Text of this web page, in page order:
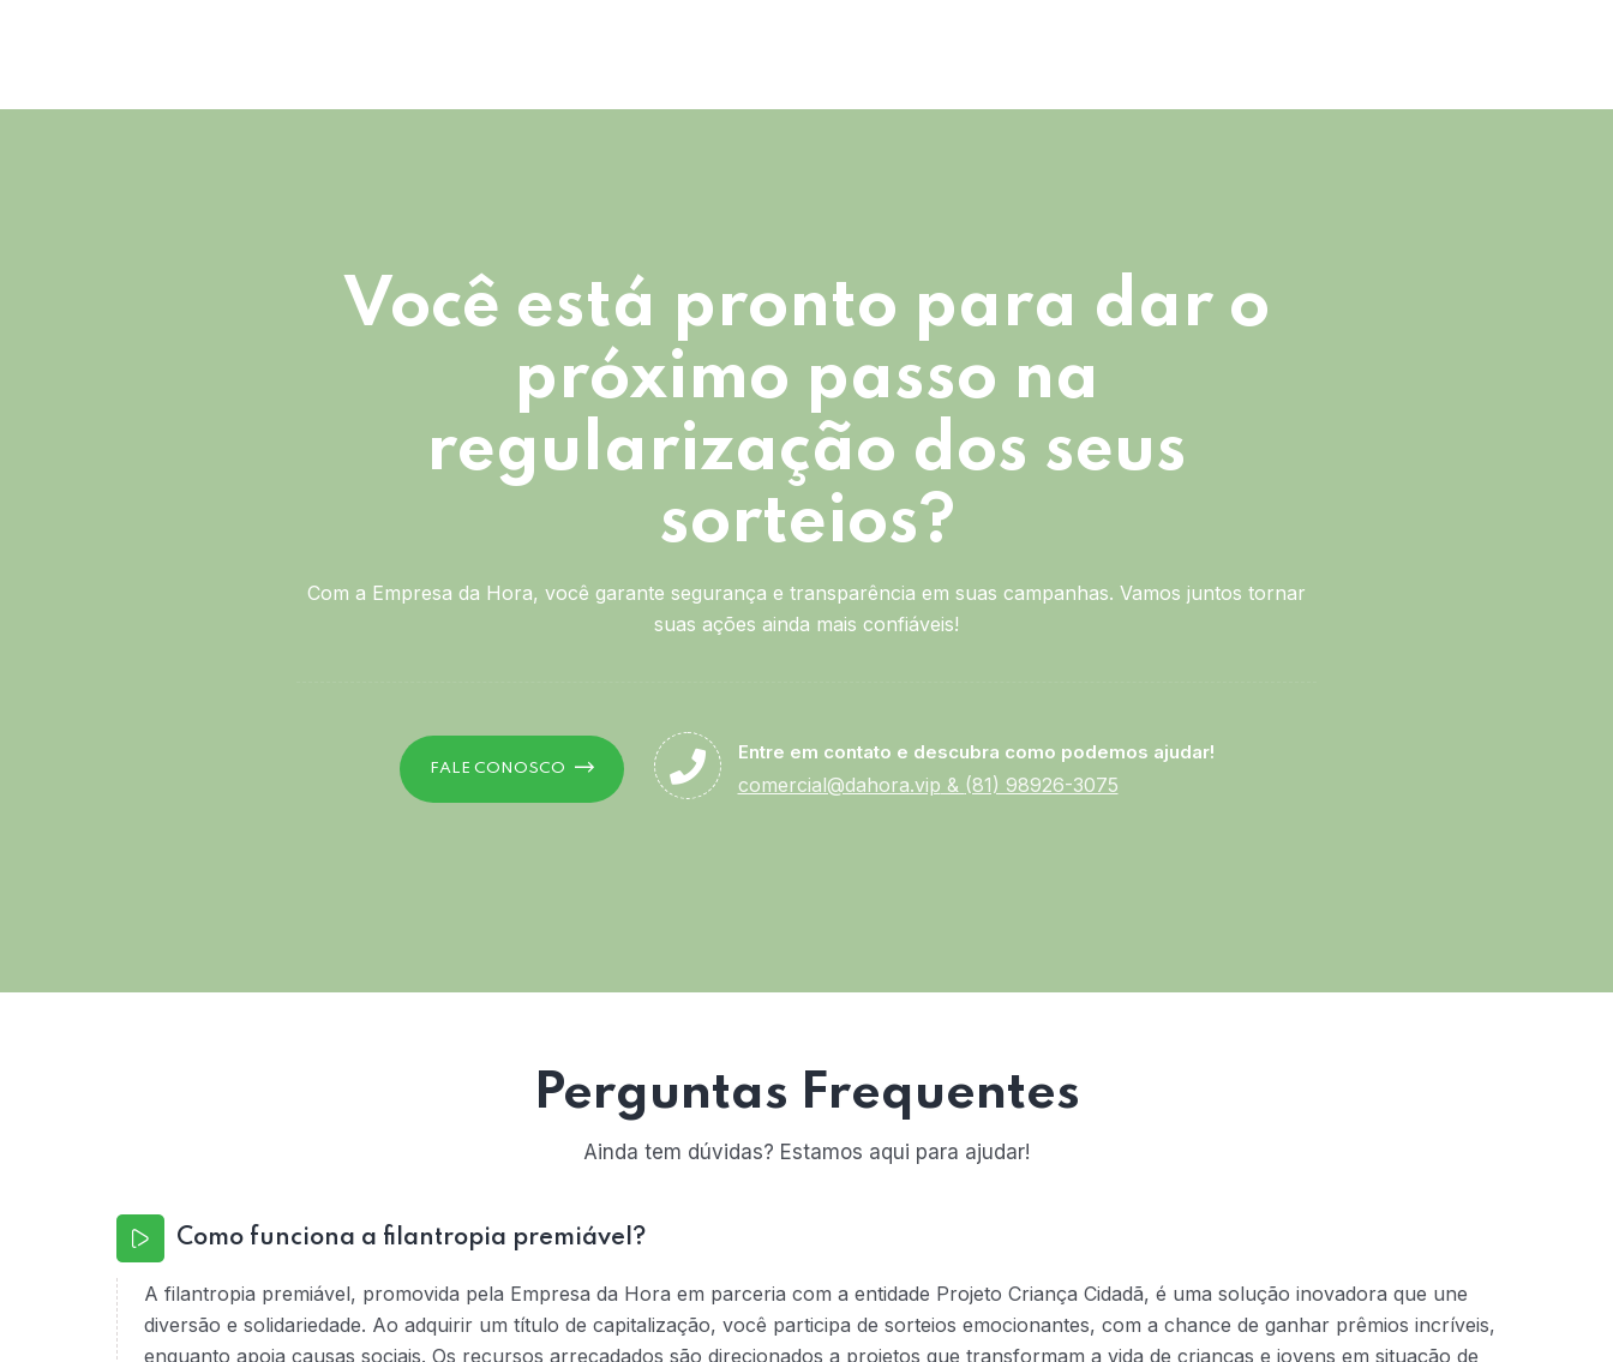
Você está pronto para dar o
próximo passo na
regularização dos seus
sorteios?
Com a Empresa da Hora, você garante segurança e transparência em suas campanhas. Vamos juntos tornar
suas ações ainda mais confiáveis!
FALE CONOSCO
Entre em contato e descubra como podemos ajudar!
comercial@dahora.vip & (81) 98926-3075
Perguntas Frequentes
Ainda tem dúvidas? Estamos aqui para ajudar!
Como funciona a filantropia premiável?
A filantropia premiável, promovida pela Empresa da Hora em parceria com a entidade Projeto Criança Cidadã, é uma solução inovadora que une
diversão e solidariedade. Ao adquirir um título de capitalização, você participa de sorteios emocionantes, com a chance de ganhar prêmios incríveis,
enquanto apoia causas sociais. Os recursos arrecadados são direcionados a projetos que transformam a vida de crianças e jovens em situação de